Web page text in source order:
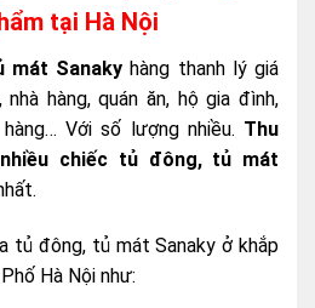
tại Hà Nội
mát Sanaky hàng thanh lý giá
hàng, quán ăn, hộ gia đình,
Với số lượng nhiều. Thu
chiếc tủ đông, tủ mát
tủ đông, tủ mát Sanaky ở khắp
Hà Nội như: